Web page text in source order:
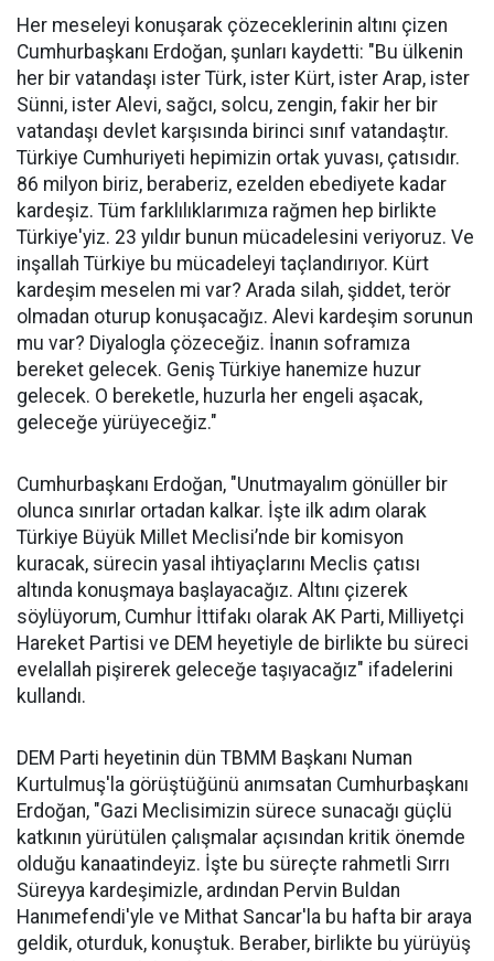
Her meseleyi konuşarak çözeceklerinin altını çizen
Cumhurbaşkanı Erdoğan, şunları kaydetti: "Bu ülkenin
her bir vatandaşı ister Türk, ister Kürt, ister Arap, ister
Sünni, ister Alevi, sağcı, solcu, zengin, fakir her bir
vatandaşı devlet karşısında birinci sınıf vatandaştır.
Türkiye Cumhuriyeti hepimizin ortak yuvası, çatısıdır.
86 milyon biriz, beraberiz, ezelden ebediyete kadar
kardeşiz. Tüm farklılıklarımıza rağmen hep birlikte
Türkiye'yiz. 23 yıldır bunun mücadelesini veriyoruz. Ve
inşallah Türkiye bu mücadeleyi taçlandırıyor. Kürt
kardeşim meselen mi var? Arada silah, şiddet, terör
olmadan oturup konuşacağız. Alevi kardeşim sorunun
mu var? Diyalogla çözeceğiz. İnanın soframıza
bereket gelecek. Geniş Türkiye hanemize huzur
gelecek. O bereketle, huzurla her engeli aşacak,
geleceğe yürüyeceğiz."
Cumhurbaşkanı Erdoğan, "Unutmayalım gönüller bir
olunca sınırlar ortadan kalkar. İşte ilk adım olarak
Türkiye Büyük Millet Meclisi’nde bir komisyon
kuracak, sürecin yasal ihtiyaçlarını Meclis çatısı
altında konuşmaya başlayacağız. Altını çizerek
söylüyorum, Cumhur İttifakı olarak AK Parti, Milliyetçi
Hareket Partisi ve DEM heyetiyle de birlikte bu süreci
evelallah pişirerek geleceğe taşıyacağız" ifadelerini
kullandı.
DEM Parti heyetinin dün TBMM Başkanı Numan
Kurtulmuş'la görüştüğünü anımsatan Cumhurbaşkanı
Erdoğan, "Gazi Meclisimizin sürece sunacağı güçlü
katkının yürütülen çalışmalar açısından kritik önemde
olduğu kanaatindeyiz. İşte bu süreçte rahmetli Sırrı
Süreyya kardeşimizle, ardından Pervin Buldan
Hanımefendi'yle ve Mithat Sancar'la bu hafta bir araya
geldik, oturduk, konuştuk. Beraber, birlikte bu yürüyüş